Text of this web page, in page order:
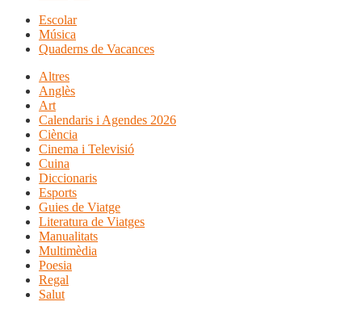
Escolar
Música
Quaderns de Vacances
Altres
Anglès
Art
Calendaris i Agendes 2026
Ciència
Cinema i Televisió
Cuina
Diccionaris
Esports
Guies de Viatge
Literatura de Viatges
Manualitats
Multimèdia
Poesia
Regal
Salut